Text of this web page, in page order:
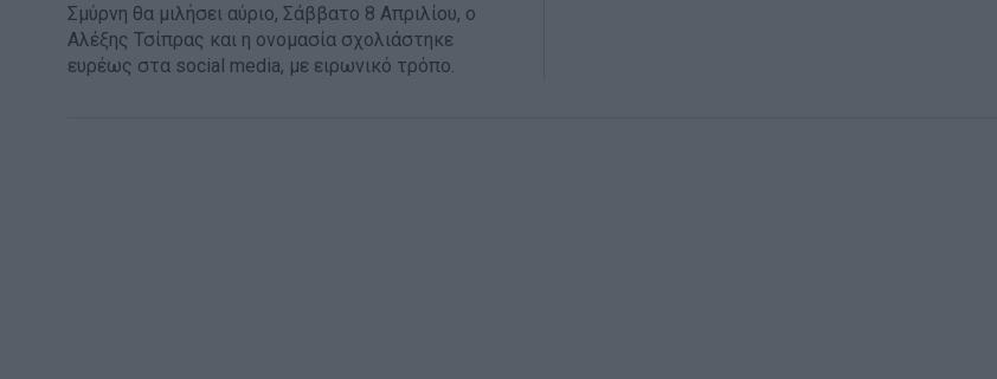
Σμύρνη θα μιλήσει αύριο, Σάββατο 8 Απριλίου, ο
Αλέξης Τσίπρας και η ονομασία σχολιάστηκε
ευρέως στα social media, με ειρωνικό τρόπο.